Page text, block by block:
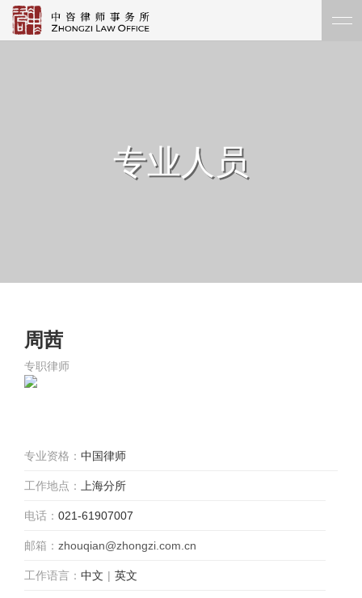
专业人员
周茜
专职律师
专业资格： 中国律师
工作地点： 上海分所
电话： 021-61907007
邮箱： zhouqian@zhongzi.com.cn
工作语言： 中文 | 英文